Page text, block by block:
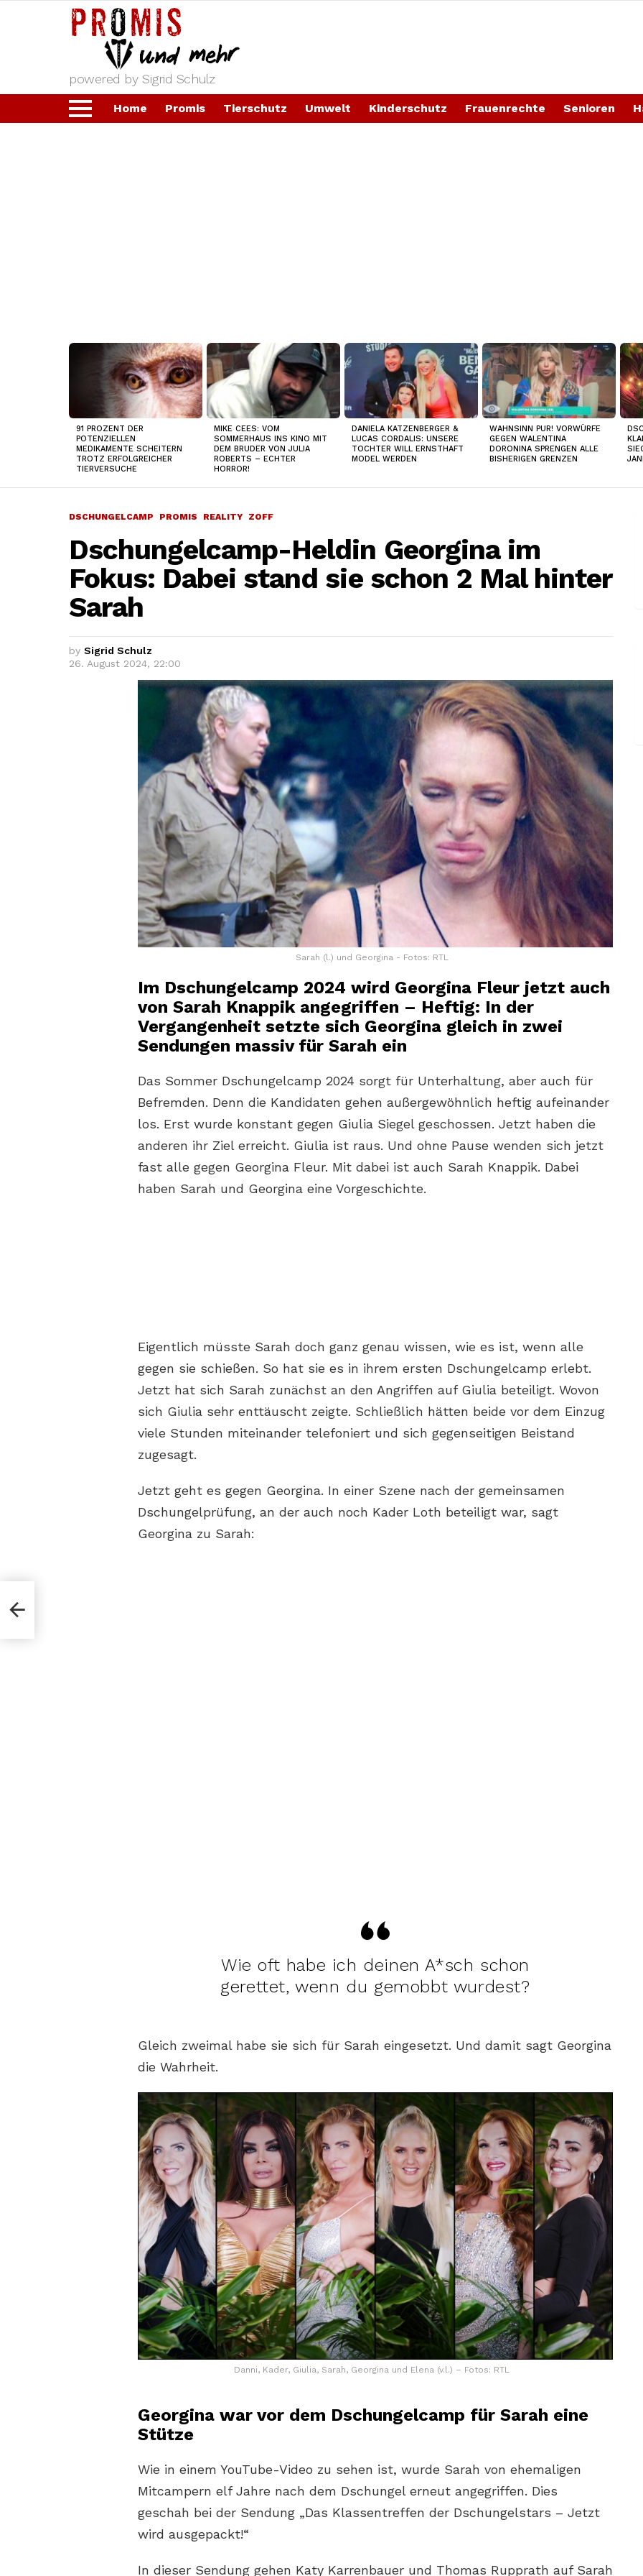
powered by Sigrid Schulz
Menu
Home Promis Tierschutz Umwelt Kinderschutz Frauenrechte Senioren
TOP
91 PROZENT DER
POTENZIELLEN
MEDIKAMENTE SCHEITERN
TROTZ ERFOLGREICHER
TIERVERSUCHE
MIKE CEES: VOM
SOMMERHAUS INS KINO MIT
DEM BRUDER VON JULIA
ROBERTS – ECHTER
HORROR!
DANIELA KATZENBERGER &
LUCAS CORDALIS: UNSERE
TOCHTER WILL ERNSTHAFT
MODEL WERDEN
WAHNSINN PUR! VORWÜRFE
GEGEN WALENTINA
DORONINA SPRENGEN ALLE
BISHERIGEN GRENZEN
DSCHUNGELCAMP PROMIS REALITY ZOFF
Dschungelcamp-Heldin Georgina im
Fokus: Dabei stand sie schon 2 Mal hinter
Sarah
by Sigrid Schulz
26. August 2024, 22:00
Sarah (l.) und Georgina - Fotos: RTL
Im Dschungelcamp 2024 wird Georgina Fleur jetzt auch
von Sarah Knappik angegriffen – Heftig: In der
Vergangenheit setzte sich Georgina gleich in zwei
Sendungen massiv für Sarah ein
Das Sommer Dschungelcamp 2024 sorgt für Unterhaltung, aber auch für
Befremden. Denn die Kandidaten gehen außergewöhnlich heftig aufeinander
los. Erst wurde konstant gegen Giulia Siegel geschossen. Jetzt haben die
anderen ihr Ziel erreicht. Giulia ist raus. Und ohne Pause wenden sich jetzt
fast alle gegen Georgina Fleur. Mit dabei ist auch Sarah Knappik. Dabei
haben Sarah und Georgina eine Vorgeschichte.
Eigentlich müsste Sarah doch ganz genau wissen, wie es ist, wenn alle
gegen sie schießen. So hat sie es in ihrem ersten Dschungelcamp erlebt.
Jetzt hat sich Sarah zunächst an den Angriffen auf Giulia beteiligt. Wovon
sich Giulia sehr enttäuscht zeigte. Schließlich hätten beide vor dem Einzug
viele Stunden miteinander telefoniert und sich gegenseitigen Beistand
zugesagt.
Jetzt geht es gegen Georgina. In einer Szene nach der gemeinsamen
Dschungelprüfung, an der auch noch Kader Loth beteiligt war, sagt
Georgina zu Sarah:
Wie oft habe ich deinen A*sch schon
gerettet, wenn du gemobbt wurdest?
Gleich zweimal habe sie sich für Sarah eingesetzt. Und damit sagt Georgina
die Wahrheit.
Danni, Kader, Giulia, Sarah, Georgina und Elena (v.l.) – Fotos: RTL
Georgina war vor dem Dschungelcamp für Sarah eine
Stütze
Wie in einem YouTube-Video zu sehen ist, wurde Sarah von ehemaligen
Mitcampern elf Jahre nach dem Dschungel erneut angegriffen. Dies
geschah bei der Sendung „Das Klassentreffen der Dschungelstars – Jetzt
wird ausgepackt!“
In dieser Sendung gehen Katy Karrenbauer und Thomas Rupprath auf Sarah